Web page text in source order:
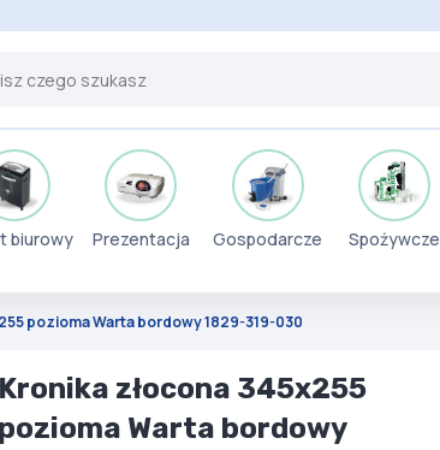
biurowy Prezentacja Gospodarcze Spożywcze
pozioma Warta bordowy 1829-319-030
Kronika złocona 345x255
pozioma Warta bordowy